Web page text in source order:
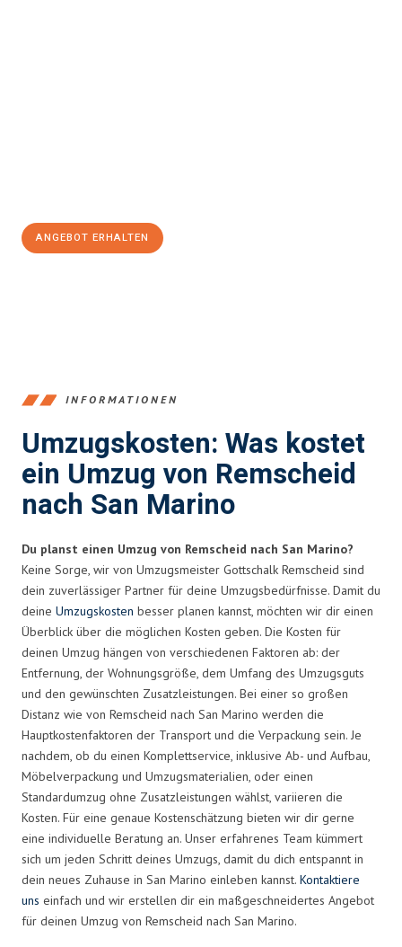
ANGEBOT ERHALTEN
INFORMATIONEN
Umzugskosten: Was kostet
ein Umzug von Remscheid
nach San Marino
Du planst einen Umzug von Remscheid nach San Marino?
Keine Sorge, wir von Umzugsmeister Gottschalk Remscheid sind
dein zuverlässiger Partner für deine Umzugsbedürfnisse. Damit du
deine Umzugskosten besser planen kannst, möchten wir dir einen
Überblick über die möglichen Kosten geben. Die Kosten für
deinen Umzug hängen von verschiedenen Faktoren ab: der
Entfernung, der Wohnungsgröße, dem Umfang des Umzugsguts
und den gewünschten Zusatzleistungen. Bei einer so großen
Distanz wie von Remscheid nach San Marino werden die
Hauptkostenfaktoren der Transport und die Verpackung sein. Je
nachdem, ob du einen Komplettservice, inklusive Ab- und Aufbau,
Möbelverpackung und Umzugsmaterialien, oder einen
Standardumzug ohne Zusatzleistungen wählst, variieren die
Kosten. Für eine genaue Kostenschätzung bieten wir dir gerne
eine individuelle Beratung an. Unser erfahrenes Team kümmert
sich um jeden Schritt deines Umzugs, damit du dich entspannt in
dein neues Zuhause in San Marino einleben kannst. Kontaktiere
uns einfach und wir erstellen dir ein maßgeschneidertes Angebot
für deinen Umzug von Remscheid nach San Marino.